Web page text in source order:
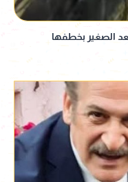
الصغير بخطفها